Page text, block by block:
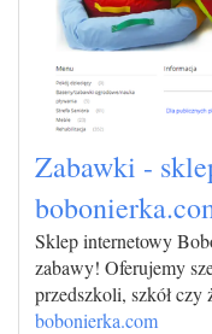
Zabawki -
Sklep internetowy
zabawy! Oferujemy
przedszkoli, szkół czy
bobonierka.com